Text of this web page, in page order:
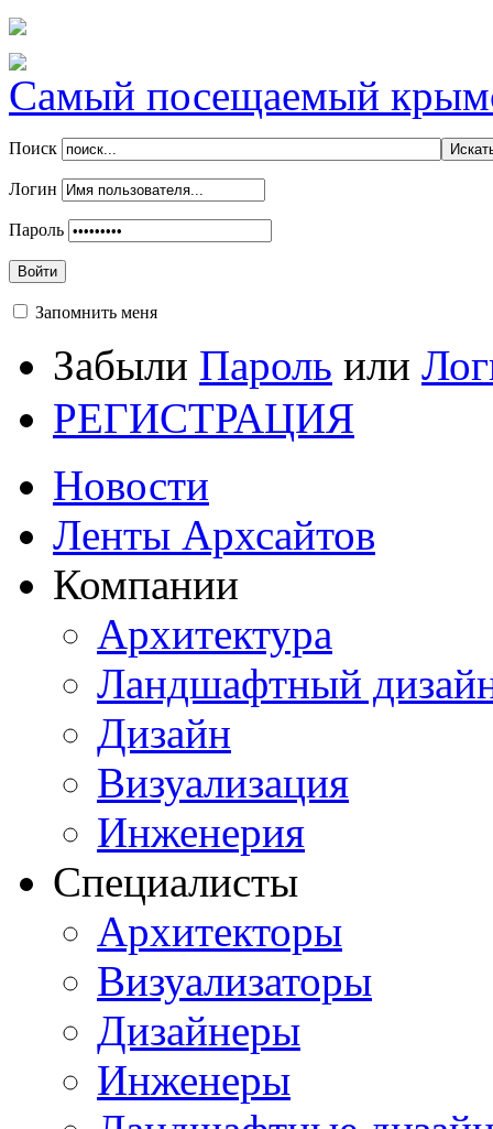
Самый посещаемый
Поиск
Логин
Пароль
Войти
Запомнить меня
Забыли Пароль или
РЕГИСТРАЦИЯ
Новости
Ленты Архсайтов
Компании
Архитектура
Ландшафтный
Дизайн
Визуализация
Инженерия
Специалисты
Архитекторы
Визуализаторы
Дизайнеры
Инженеры